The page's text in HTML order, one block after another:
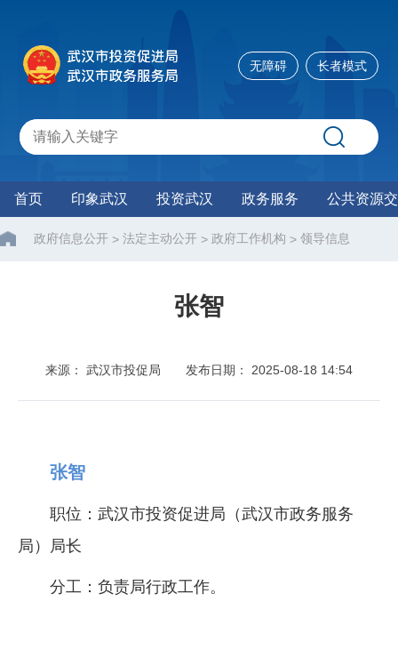
无障碍 长者模式
首页 印象武汉 投资武汉 政务服务 公共资源
政府信息公开 > 法定主动公开 > 政府工作机构 > 领导信息
张智
来源： 武汉市投促局 发布日期： 2025-08-18 14:54
张智
职位：武汉市投资促进局（武汉市政务服务
局）局长
分工：负责局行政工作。